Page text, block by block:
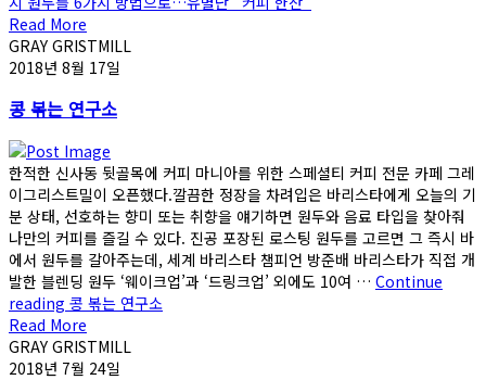
Read More
GRAY GRISTMILL
2018년 8월 17일
콩 볶는 연구소
한적한 신사동 뒷골목에 커피 마니아를 위한 스페셜티 커피 전문 카페 그레
이그리스트밀이 오픈했다.깔끔한 정장을 차려입은 바리스타에게 오늘의 기
분 상태, 선호하는 향미 또는 취향을 얘기하면 원두와 음료 타입을 찾아줘
나만의 커피를 즐길 수 있다. 진공 포장된 로스팅 원두를 고르면 그 즉시 바
에서 원두를 갈아주는데, 세계 바리스타 챔피언 방준배 바리스타가 직접 개
발한 블렌딩 원두 ‘웨이크업’과 ‘드링크업’ 외에도 10여 … Continue
reading 콩 볶는 연구소
Read More
GRAY GRISTMILL
2018년 7월 24일